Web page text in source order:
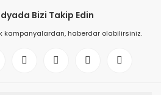
Bizi Takip Edin
kampanyalardan, haberdar olabilirsiniz.